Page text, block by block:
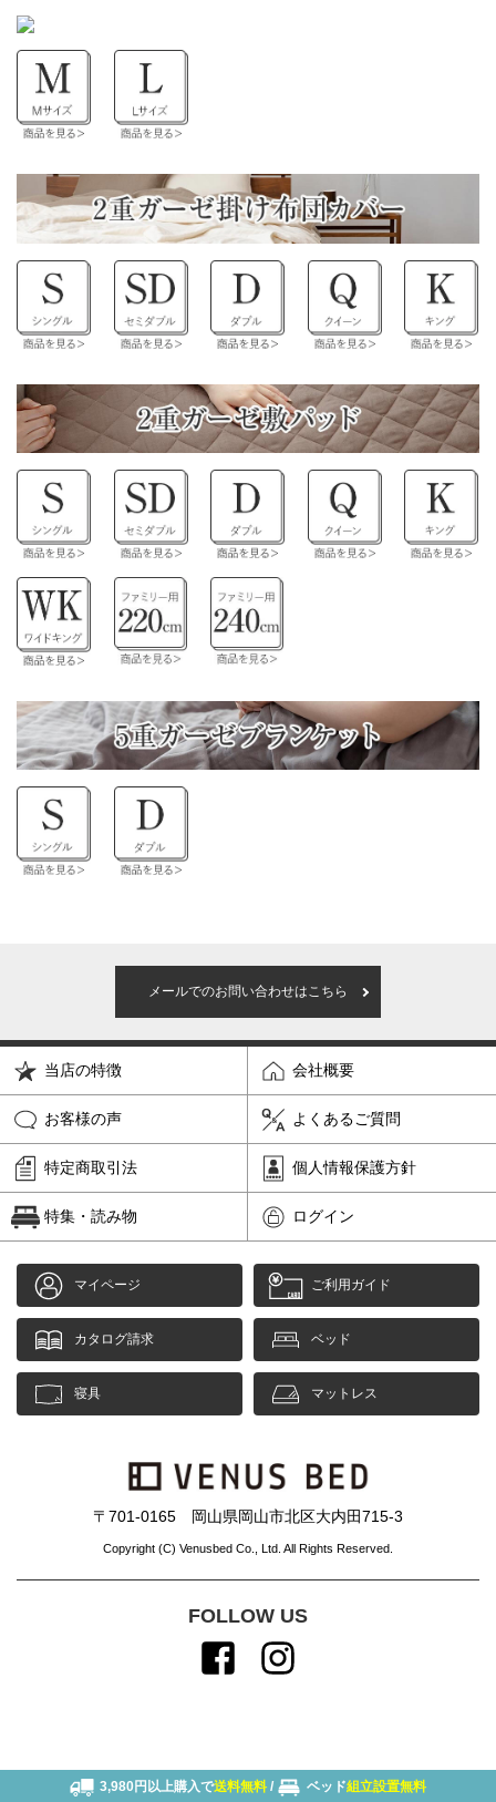
メールでのお問い合わせはこちら
当店の特徴 会社概要
お客様の声 よくあるご質問
特定商取引法 個人情報保護方針
特集・読み物 ログイン
マイページ ご利用ガイド
カタログ請求 ベッド
寝具 マットレス
〒701-0165 岡山県岡山市北区大内田715-3
Copyright (C) Venusbed Co., Ltd. All Rights Reserved.
FOLLOW US
3,980円以上購入で送料無料 / ベッド組立設置無料